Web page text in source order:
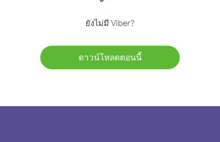
ยังไม่มี Viber?
ดาวน์โหลดตอนนี้